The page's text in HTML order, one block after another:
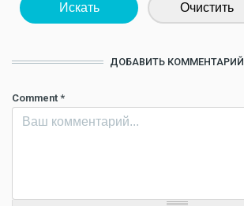
Искать Очистить
ДОБАВИТЬ КОММЕНТАРИЙ
Comment *